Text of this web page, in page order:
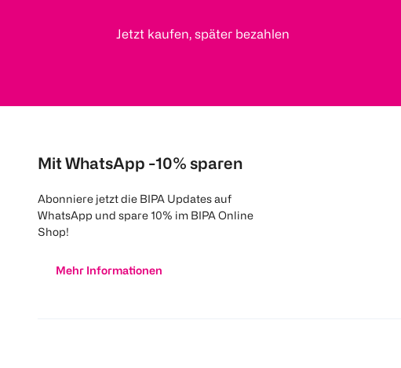
Jetzt kaufen, später bezahlen
Mit WhatsApp -10% sparen
Abonniere jetzt die BIPA Updates auf
WhatsApp und spare 10% im BIPA Online
Shop!
Mehr Informationen